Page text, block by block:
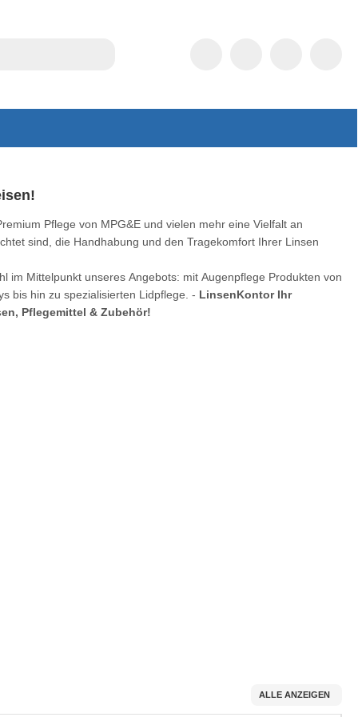
Pflege von MPG&E und vielen mehr eine Vielfalt an
sind, die Handhabung und den Tragekomfort Ihrer Linsen
im Mittelpunkt unseres Angebots: mit Augenpflege Produkten von
bis hin zu spezialisierten Lidpflege. - LinsenKontor Ihr
Pflegemittel & Zubehör!
ALLE ANZEIGEN